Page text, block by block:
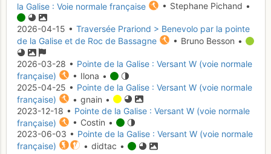
la Galise : Voie normale française
• Stephane Pichand •
2026-04-15 • Traversée Prariond > Benevolo par la pointe
de la Galise et de Roc de Bassagne
• Bruno Besson •
2026-03-28 • Pointe de la Galise : Versant W (voie normale
française)
• Ilona •
2025-04-25 • Pointe de la Galise : Versant W (voie normale
française)
• gnain •
2023-12-18 • Pointe de la Galise : Versant W (voie normale
française)
• Costin •
2023-06-03 • Pointe de la Galise : Versant W (voie normale
française)
• didtac •